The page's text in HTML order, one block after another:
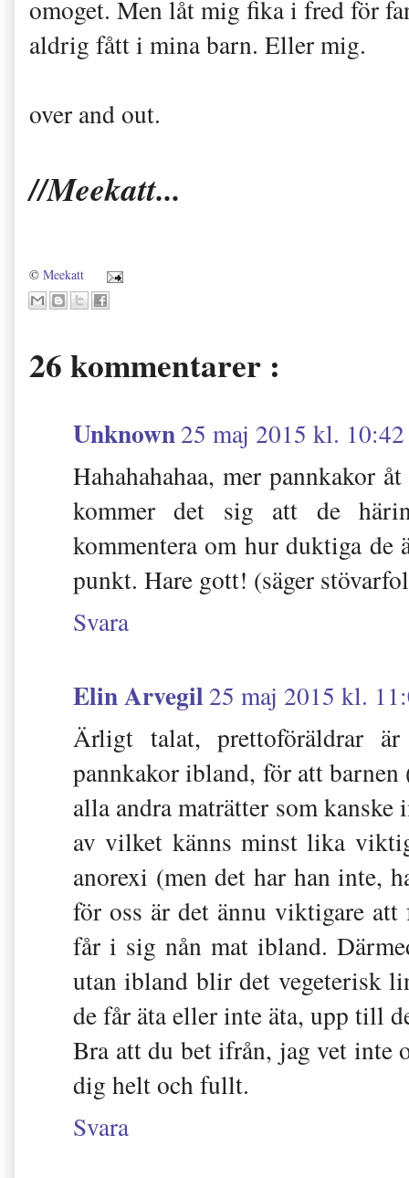
omoget. Men låt mig fika i fred för
aldrig fått i mina barn. Eller mig.
over and out.
//Meekatt...
© Meekatt
26 kommentarer :
Unknown25 maj 2015 kl. 10:42
Hahahahahaa, mer pannkakor
kommer det sig att de
kommentera om hur duktiga
punkt. Hare gott! (säger
Svara
Elin Arvegil 25 maj 2015 kl.
Ärligt talat, prettoföräldrar
pannkakor ibland, för att
alla andra maträtter som
av vilket känns minst lika
anorexi (men det har han inte,
för oss är det ännu viktigare att
får i sig nån mat ibland.
utan ibland blir det vegeterisk
de får äta eller inte äta, upp till
Bra att du bet ifrån, jag vet inte
dig helt och fullt.
Svara